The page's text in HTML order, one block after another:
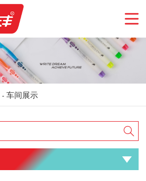
- 车间展示

